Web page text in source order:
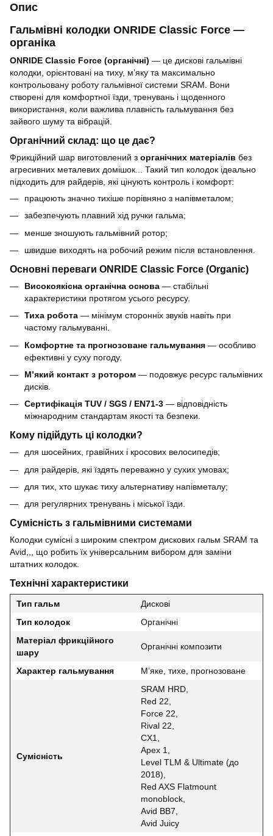
Опис
Гальмівні колодки ONRIDE Classic Force —
органіка
ONRIDE Classic Force (органічні) — це дискові гальмівні
колодки, орієнтовані на тиху, м’яку та максимально
контрольовану роботу гальмівної системи SRAM. Вони
створені для комфортної їзди, тренувань і щоденного
використання, коли важлива плавність гальмування без
зайвого шуму та вібрацій.
Органічний склад: що це дає?
Фрикційний шар виготовлений з органічних матеріалів без
агресивних металевих домішок... Такий тип колодок ідеально
підходить для райдерів, які цінують контроль і комфорт:
працюють значно тихіше порівняно з напівметалом;
забезпечують плавний хід ручки гальма;
менше зношують гальмівний ротор;
швидше виходять на робочий режим після встановлення.
Основні переваги ONRIDE Classic Force (Organic)
Високоякісна органічна основа — стабільні
характеристики протягом усього ресурсу.
Тиха робота — мінімум сторонніх звуків навіть при
частому гальмуванні.
Комфортне та прогнозоване гальмування — особливо
ефективні у суху погоду.
М’який контакт з ротором — подовжує ресурс гальмівних
дисків.
Сертифікація TUV / SGS / EN71-3 — відповідність
міжнародним стандартам якості та безпеки.
Кому підійдуть ці колодки?
для шосейних, гравійних і кросових велосипедів;
для райдерів, які їздять переважно у сухих умовах;
для тих, хто шукає тиху альтернативу напівметалу;
для регулярних тренувань і міської їзди.
Сумісність з гальмівними системами
Колодки сумісні з широким спектром дискових гальм SRAM та
Avid,,, що робить їх універсальним вибором для заміни
штатних колодок.
Технічні характеристики
Тип гальм
Дискові
Тип колодок
Органічні
Матеріал фрикційного
шару
Органічні композити
Характер гальмування М’яке, тихе, прогнозоване
Сумісність
SRAM HRD,
Red 22,
Force 22,
Rival 22,
CX1,
Apex 1,
Level TLM & Ultimate (до
2018),
Red AXS Flatmount
monoblock,
Avid BB7,
Avid Juicy